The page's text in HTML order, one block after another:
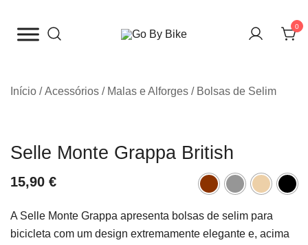
para
0
Início /Acessórios / Malas e Alforges / Bolsas de Selim
Selle Monte Grappa British
15,90 €
A Selle Monte Grappa apresenta bolsas de selim para
bicicleta com um design extremamente elegante e, acima